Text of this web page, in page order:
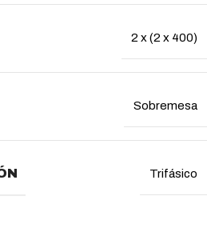
2 x (2 x 400)
Sobremesa
Trifásico